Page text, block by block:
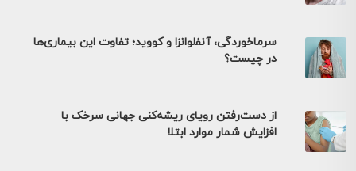
سرماخوردگی، آنفلوانزا و کووید؛ تفاوت این بیماری‌ها
در چیست؟
از دست‌رفتن رویای ریشه‌کنی جهانی سرخک با
افزایش شمار موارد ابتلا